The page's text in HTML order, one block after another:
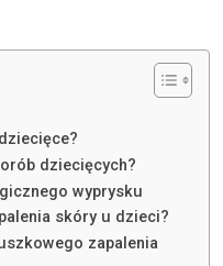
dziecięcych?
wyprysku
skóry u dzieci?
zapalenia